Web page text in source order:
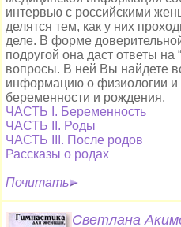
интервью с российскими
делятся тем, как у них
деле. В форме
подругой она даст ответы на
вопросы. В ней Вы найдете
информацию о физиологии и
беременности и рождения.
ЧАСТЬ I. Беременность
ЧАСТЬ II. Роды
ЧАСТЬ III. После родов
Рассказы о родах
Почитать
Светлана